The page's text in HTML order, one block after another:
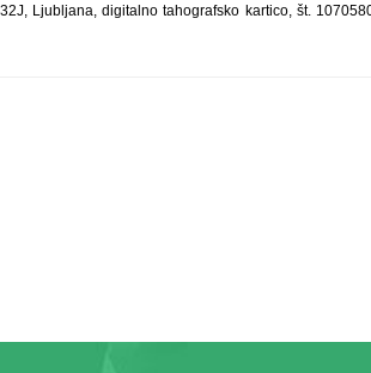
Ljubljana, digitalno tahografsko kartico, št.